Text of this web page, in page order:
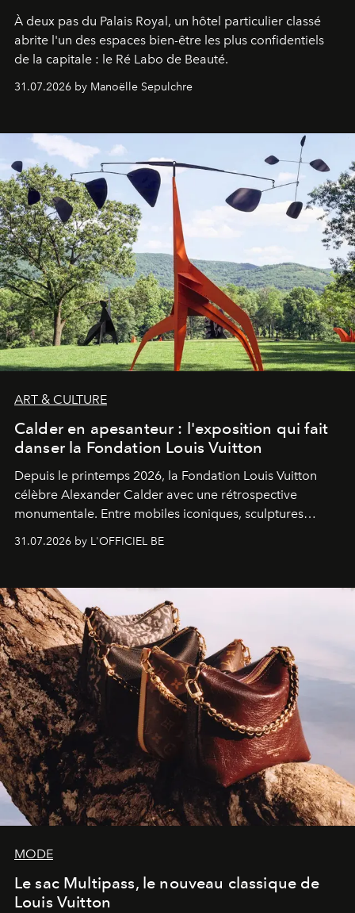
À deux pas du Palais Royal, un hôtel particulier classé
abrite l'un des espaces bien-être les plus confidentiels
de la capitale : le Ré Labo de Beauté.
31.07.2026 by Manoëlle Sepulchre
ART & CULTURE
Calder en apesanteur : l'exposition qui fait
danser la Fondation Louis Vuitton
Depuis le printemps 2026, la Fondation Louis Vuitton
célèbre Alexander Calder avec une rétrospective
monumentale. Entre mobiles iconiques, sculptures
monumentales et poésie du mouvement, l'artiste
américain investit les espaces imaginés par Frank Gehry
sculpture.
31.07.2026 by L'OFFICIEL BE
MODE
Le sac Multipass, le nouveau classique de
Louis Vuitton